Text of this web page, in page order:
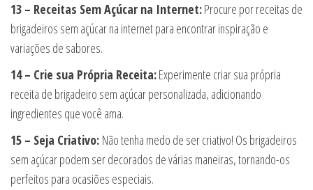
13 – Receitas Sem Açúcar na Internet:Procure por receitas de
brigadeiros sem açúcar na internet para encontrar inspiração e
variações de sabores.
14 – Crie sua Própria Receita:Experimente criar sua própria
receita de brigadeiro sem açúcar personalizada, adicionando
ingredientes que você ama.
15 – Seja Criativo: Não tenha medo de ser criativo! Os brigadeiros
sem açúcar podem ser decorados de várias maneiras, tornando-os
perfeitos para ocasiões especiais.